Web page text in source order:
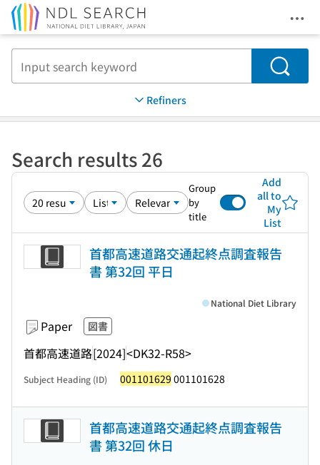
Search
Refiners
Search results 26
Group
by
title
Add
all to
My
List
首都高速道路交通起終点調査報告
書 第32回 平日
Paper 図書
首都高速道路[2024]<DK32-R58>
National Diet Library
Subject Heading (ID) 001101629 001101628
首都高速道路交通起終点調査報告
書 第32回 休日